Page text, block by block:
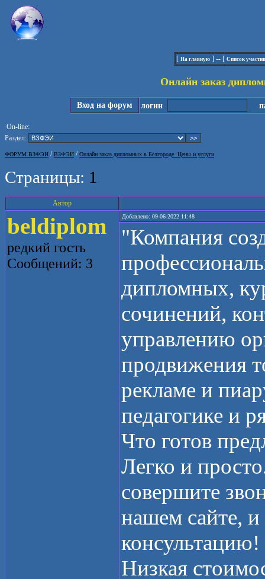
[ На главную ] -- [ Список
Онлайн заказ
Вход на форум логин
On-line:
Раздел:
ФОРУМ ВЗФЭИ /ВЗФЭИ /Онлайн заказ дипломных в Белгороде. Цены и услуги
Страницы: 1
Автор
beldiplom
редкий гость
Сообщений: 3
Добавлено: 09-06-2022 11:48
"Компания
дипломных,
сочинений,
управлению
продвижения
рекламе и
педагогике и
Что готов
Легко и
совершите
нашем сайте,
консультацию!
Низкая